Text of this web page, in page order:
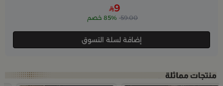
9
59.00 85% خصم
إضافة لسلة التسوق